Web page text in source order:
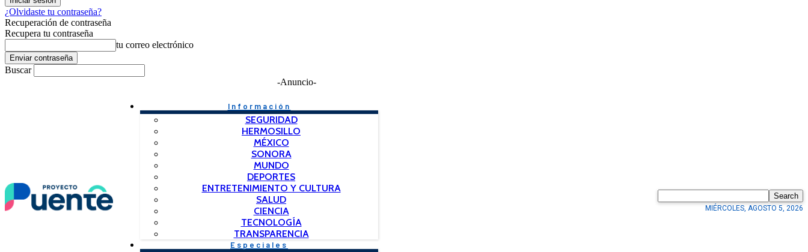
¿Olvidaste tu contraseña?
Recuperación de contraseña
Recupera tu contraseña
tu correo electrónico
Buscar
-Anuncio-
Información
SEGURIDAD
HERMOSILLO
MÉXICO
SONORA
MUNDO
DEPORTES
ENTRETENIMIENTO Y CULTURA
SALUD
CIENCIA
TECNOLOGÍA
TRANSPARENCIA
Especiales
Search
MIÉRCOLES, AGOSTO 5, 2026